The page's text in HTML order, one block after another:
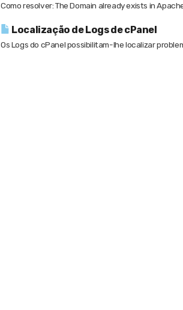
Como resolver: The Domain already exists in
Localização de Logs de cPanel
Os Logs do cPanel possibilitam-lhe localizar